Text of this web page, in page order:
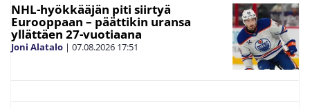
NHL-hyökkääjän piti siirtyä
Eurooppaan – päättikin uransa
yllättäen 27-vuotiaana
Joni Alatalo | 07.08.2026 17:51